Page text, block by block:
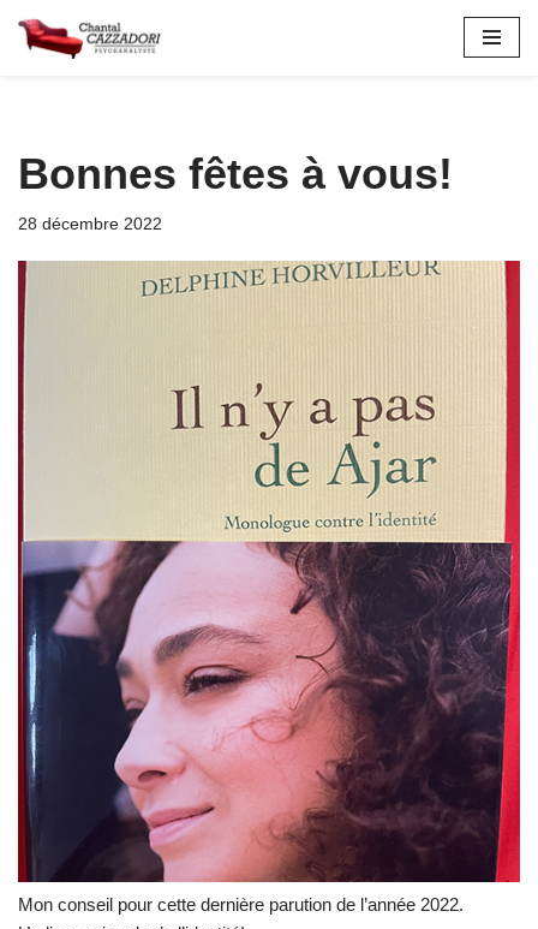
Bonnes fêtes à vous!
28 décembre 2022
Mon conseil pour cette dernière parution de l’année 2022.